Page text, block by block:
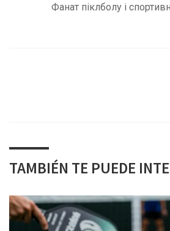
Фанат піклболу і
TAMBIÉN TE PUEDE